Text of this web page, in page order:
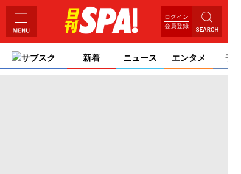
ログイン
会員登録
サブスク 新着 ニュース エンタメ ライ